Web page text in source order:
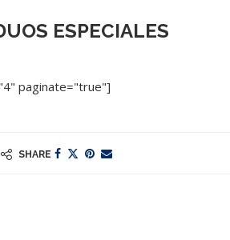
ESPECIALES
paginate="true"]
SHARE